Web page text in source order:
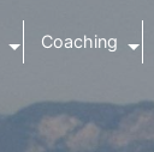
Coaching